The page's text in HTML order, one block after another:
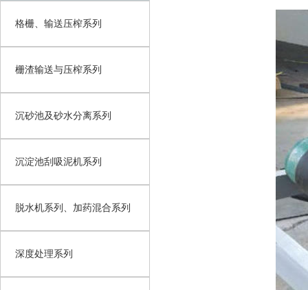
格栅、输送压榨系列
栅渣输送与压榨系列
沉砂池及砂水分离系列
沉淀池刮吸泥机系列
脱水机系列、加药混合系列
深度处理系列